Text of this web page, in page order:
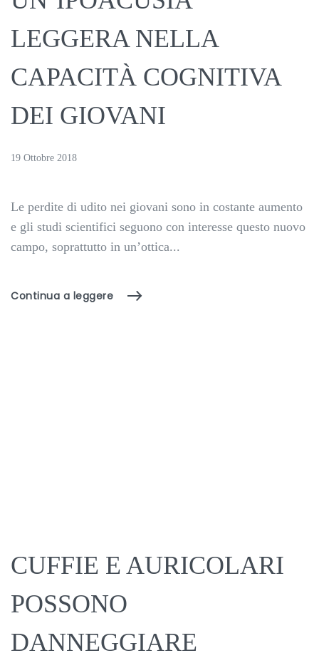
LEGGERA NELLA
CAPACITÀ COGNITIVA
DEI GIOVANI
19 Ottobre 2018
Le perdite di udito nei giovani sono in costante aumento
e gli studi scientifici seguono con interesse questo nuovo
campo, soprattutto in un’ottica...
Continua a leggere
CUFFIE E AURICOLARI
POSSONO
DANNEGGIARE